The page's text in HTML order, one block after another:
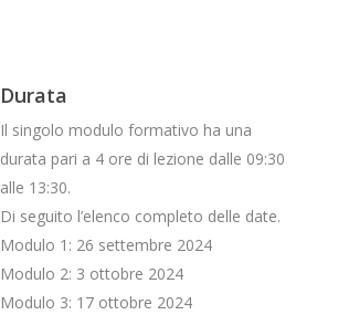
Durata
Il singolo modulo formativo ha una
durata pari a 4 ore di lezione dalle 09:30
alle 13:30.
Di seguito l’elenco completo delle date.
Modulo 1: 26 settembre 2024
Modulo 2: 3 ottobre 2024
Modulo 3: 17 ottobre 2024